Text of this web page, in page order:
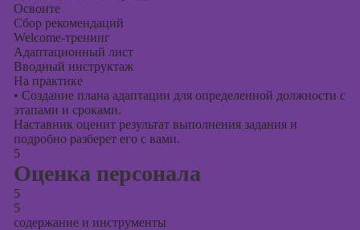
Освоите
Сбор рекомендаций
Welcome-тренинг
Адаптационный лист
Вводный инструктаж
На практике
• Создание плана адаптации для определенной должности с
этапами и сроками.
Наставник оценит результат выполнения задания и
подробно разберет его с вами.
5
Оценка персонала
5
5
содержание и инструменты